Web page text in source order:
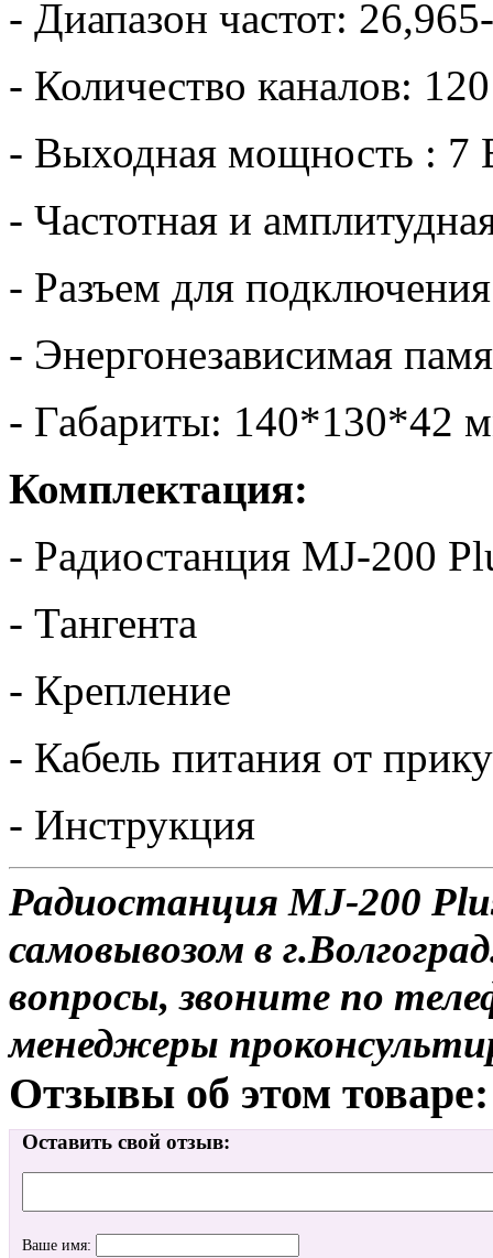
- Диапазон частот:
- Количество каналов: 120
- Выходная мощность : 7
- Частотная и
- Разъем для
- Энергонезависимая
- Габариты: 140*130*42
Комплектация:
- Радиостанция MJ-200
- Тангента
- Крепление
- Кабель питания от
- Инструкция
Радиостанция MJ-200
самовывозом в
вопросы, звоните по
менеджеры
Отзывы об этом товаре:
Оставить свой отзыв:
Ваше имя: